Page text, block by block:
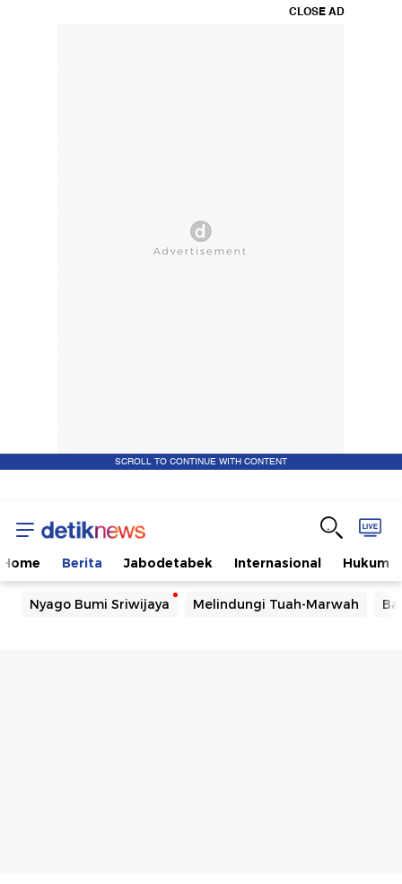
CLOSE AD
SCROLL TO CONTINUE WITH CONTENT
Home Berita Jabodetabek Internasional Hukum
Nyago Bumi Sriwijaya Melindungi Tuah-Marwah